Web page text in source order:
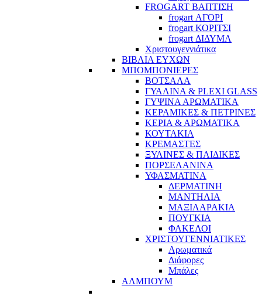
FROGART ΒΑΠΤΙΣΗ
frogart ΑΓΟΡΙ
frogart ΚΟΡΙΤΣΙ
frogart ΔΙΔΥΜΑ
Χριστουγεννιάτικα
ΒΙΒΛΙΑ ΕΥΧΩΝ
ΜΠΟΜΠΟΝΙΕΡΕΣ
ΒΟΤΣΑΛΑ
ΓΥΑΛΙΝΑ & PLEXI GLASS
ΓΥΨΙΝΑ ΑΡΩΜΑΤΙΚΑ
ΚΕΡΑΜΙΚΕΣ & ΠΕΤΡΙΝΕΣ
ΚΕΡΙΑ & ΑΡΩΜΑΤΙΚΑ
ΚΟΥΤΑΚΙΑ
ΚΡΕΜΑΣΤΕΣ
ΞΥΛΙΝΕΣ & ΠΑΙΔΙΚΕΣ
ΠΟΡΣΕΛΑΝΙΝΑ
ΥΦΑΣΜΑΤΙΝA
ΔΕΡΜΑΤΙΝΗ
ΜΑΝΤΗΛΙΑ
ΜΑΞΙΛΑΡΑΚΙΑ
ΠΟΥΓΚΙΑ
ΦΑΚΕΛΟΙ
ΧΡΙΣΤΟΥΓΕΝΝΙΑΤΙΚΕΣ
Αρωματικά
Διάφορες
Μπάλες
ΑΛΜΠΟΥΜ